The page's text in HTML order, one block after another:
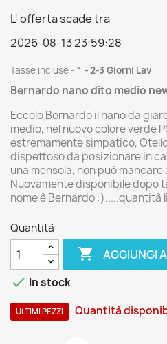
L' offerta scade tra
2026-08-13 23:59:28
Tasse incluse * 2-3 Giorni Lav
Bernardo nano dito medio
Eccolo Bernardo il nano da
medio, nel nuovo colore verde
estremamente simpatico,
dispettoso da posizionare in
una mensola, non può mancare
Nuovamente disponibile dopo
nome è Bernardo :).....quantità
Quantità
 AGGIUNGI
 In stock
ULTIMI PEZZI Quantità